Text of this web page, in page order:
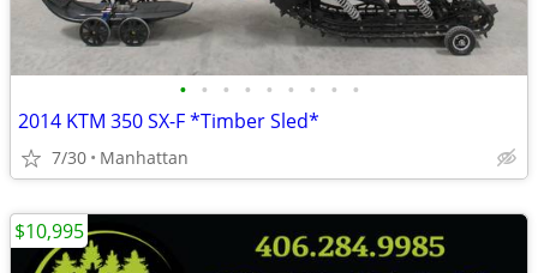
• • • • • • • • •
2014 KTM 350 SX-F *Timber Sled*
7/30 Manhattan
$10,995